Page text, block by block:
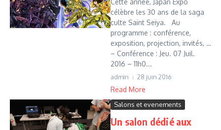
Cette année, Japan Expo
célèbre les 30 ans de la saga
culte Saint Seiya. Au
programme : conférence,
exposition, projection, invités, …
– Conférence : Jeu. 07 Juil.
2016 – 11h0...
admin 28 juin 2016
Read More
Salons et evenements
Un salon dédié aux